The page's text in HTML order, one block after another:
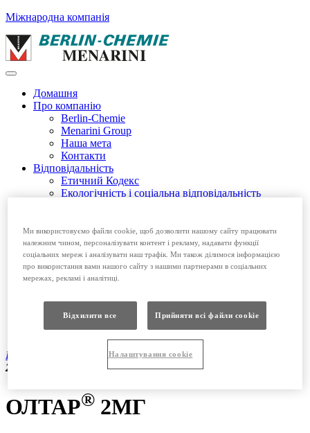
Міжнародна компанія
Домашня
Про компанію
Berlin-Chemie
Menarini Group
Наша мета
Контакти
Відповідальність
Етичний Кодекс
Екологічність і соціальна відповідальність
Безрецептурні препарати
Рецептурні препарати
Вакансії
Домашня
Відповідальність
Продукція
Вакансії
Продукція Рецептурні препарати|ОЛТАР
2 мг №30
ОЛТАР® 2МГ
Ми використовуємо файли cookie, щоб дозволити нашому сайту працювати
належним чином, персоналізувати контент і рекламу, надавати функції
соціальних мереж і аналізувати наш трафік. Ми також ділимося інформацією
про використання вами нашого сайту з нашими партнерами в соціальних
мережах, рекламі і аналітиці.
Відхилити все Прийняти всі файли сookie
Налаштування cookie